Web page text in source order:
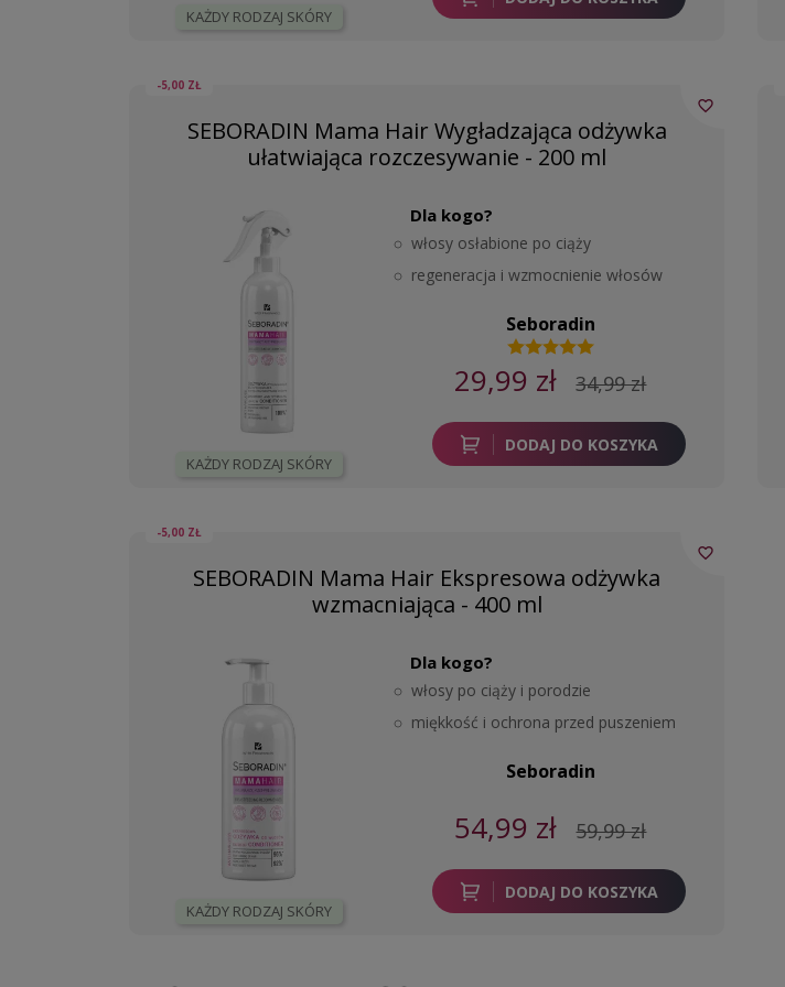
KAŻDY RODZAJ SKÓRY
-5,00 ZŁ
SEBORADIN Mama Hair Wygładzająca odżywka
ułatwiająca rozczesywanie - 200 ml
KAŻDY RODZAJ SKÓRY
Dla kogo?
włosy osłabione po ciąży
regeneracja i wzmocnienie włosów
Seboradin
29,99 zł 34,99 zł
DODAJ DO KOSZYKA
favorite_border
-5,00 ZŁ
SEBORADIN Mama Hair Ekspresowa odżywka
wzmacniająca - 400 ml
KAŻDY RODZAJ SKÓRY
Dla kogo?
włosy po ciąży i porodzie
miękkość i ochrona przed puszeniem
Seboradin
54,99 zł 59,99 zł
DODAJ DO KOSZYKA
favorite_border